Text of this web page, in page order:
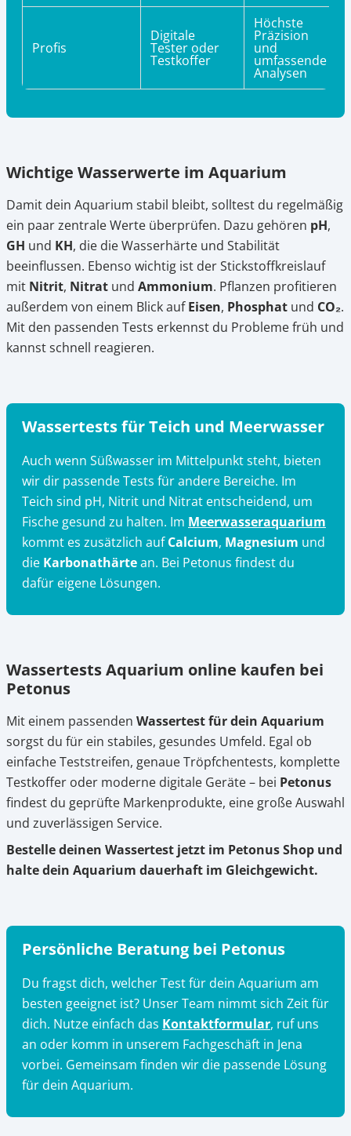
Profis
Digitale
Tester oder
Testkoffer
Höchste
Präzision
und
umfassende
Analysen
Wichtige Wasserwerte im Aquarium
Damit dein Aquarium stabil bleibt, solltest du regelmäßig
ein paar zentrale Werte überprüfen. Dazu gehören pH,
GH und KH, die die Wasserhärte und Stabilität
beeinflussen. Ebenso wichtig ist der Stickstoffkreislauf
mit Nitrit, Nitrat und Ammonium. Pflanzen profitieren
außerdem von einem Blick aufEisen, Phosphat und CO₂.
Mit den passenden Tests erkennst du Probleme früh und
kannst schnell reagieren.
Wassertests für Teich und Meerwasser
Auch wenn Süßwasser im Mittelpunkt steht, bieten
wir dir passende Tests für andere Bereiche. Im
Teich sind pH, Nitrit und Nitrat entscheidend, um
Fische gesund zu halten. Im Meerwasseraquarium
kommt es zusätzlich aufCalcium, Magnesium und
die Karbonathärtean. Bei Petonus findest du
dafür eigene Lösungen.
Wassertests Aquarium online kaufen bei
Petonus
Mit einem passenden Wassertest für dein Aquarium
sorgst du für ein stabiles, gesundes Umfeld. Egal ob
einfache Teststreifen, genaue Tröpfchentests, komplette
Testkoffer oder moderne digitale Geräte – bei Petonus
findest du geprüfte Markenprodukte, eine große Auswahl
und zuverlässigen Service.
Bestelle deinen Wassertest jetzt im Petonus Shop und
halte dein Aquarium dauerhaft im Gleichgewicht.
Persönliche Beratung bei Petonus
Du fragst dich, welcher Test für dein Aquarium am
besten geeignet ist? Unser Team nimmt sich Zeit für
dich. Nutze einfach das Kontaktformular, ruf uns
an oder komm in unserem Fachgeschäft in Jena
vorbei. Gemeinsam finden wir die passende Lösung
für dein Aquarium.